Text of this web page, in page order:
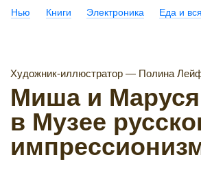
Нью Книги Электроника Еда и
Художник-иллюстратор — Полина
Миша и Маруся
в Музее